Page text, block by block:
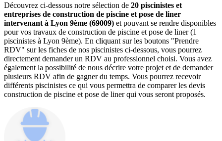
Découvrez ci-dessous notre sélection de 20 piscinistes et
entreprises de construction de piscine et pose de liner
intervenant à Lyon 9ème (69009) et pouvant se rendre disponibles
pour vos travaux de construction de piscine et pose de liner (1
piscinistes à Lyon 9ème). En cliquant sur les boutons "Prendre
RDV" sur les fiches de nos piscinistes ci-dessous, vous pourrez
directement demander un RDV au professionnel choisi. Vous avez
également la possibilité de nous décrire votre projet et de demander
plusieurs RDV afin de gagner du temps. Vous pourrez recevoir
différents piscinistes ce qui vous permettra de comparer les devis
construction de piscine et pose de liner qui vous seront proposés.